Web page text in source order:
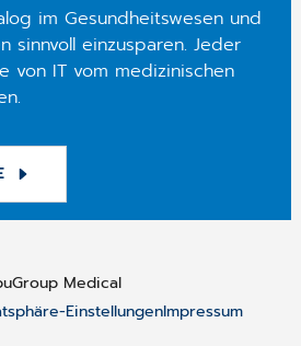
im Gesundheitswesen und
sinnvoll einzusparen. Jeder
von IT vom medizinischen
Medical
EinstellungenImpressum